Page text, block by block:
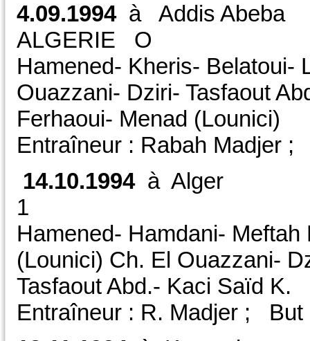
4.09.1994à Addis
ALGERIE
Hamened- Kheris- Belatoui-
Ouazzani- Dziri- Tasfaout
Ferhaoui- Menad (Lounici)
Entraîneur : Rabah Madjer ;
14.10.1994 à Alger
1 CAN
Hamened- Hamdani-
(Lounici) Ch. El Ouazzani-
Tasfaout Abd.- Kaci Saïd K.
Entraîneur : R. Madjer ;